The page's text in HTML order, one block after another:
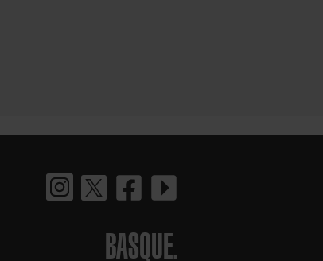
BASQUE.